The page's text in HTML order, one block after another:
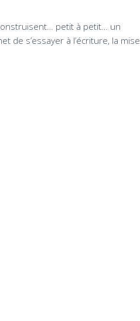
petit à petit… un
de s’essayer à l’écriture, la mise